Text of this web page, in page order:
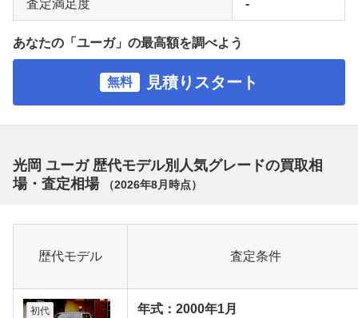
査定満足度 -
あなたの「ユーガ」の最高額を調べよう
無料 見積りスタート
光岡 ユーガ 歴代モデル別人気グレードの買取相
場・査定相場
（2026年8月 時点）
歴代モデル 査定条件
初代
年式：2000年1月